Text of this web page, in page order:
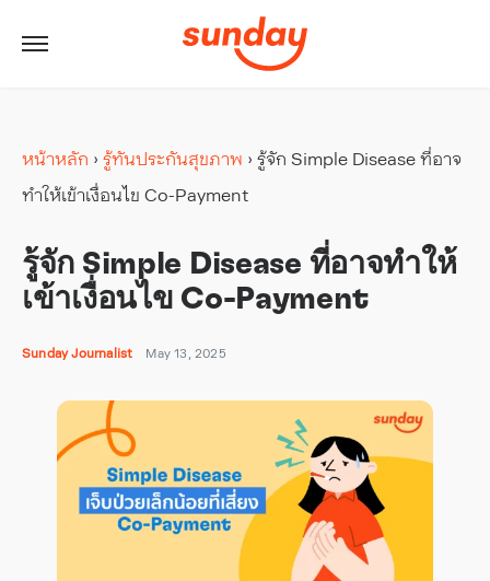
หน้าหลัก › รู้ทันประกันสุขภาพ › รู้จัก Simple Disease ที่อาจ
ทำให้เข้าเงื่อนไข Co-Payment
รู้จัก Simple Disease ที่อาจทำให้
เข้าเงื่อนไข Co-Payment
Sunday Journalist May 13, 2025